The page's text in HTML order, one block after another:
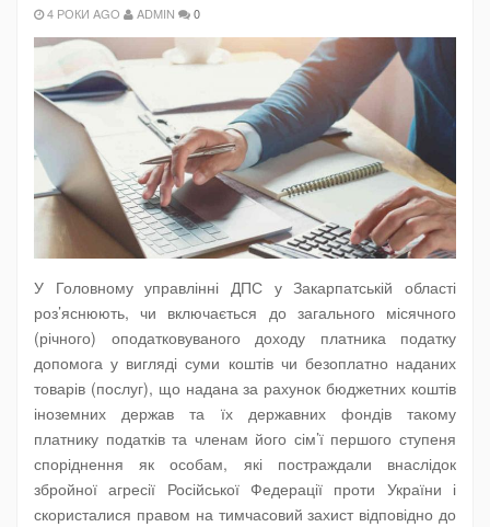
4 РОКИ AGO ADMIN 0
У Головному управлінні ДПС у Закарпатській області
роз’яснюють, чи включається до загального місячного
(річного) оподатковуваного доходу платника податку
допомога у вигляді суми коштів чи безоплатно наданих
товарів (послуг), що надана за рахунок бюджетних коштів
іноземних держав та їх державних фондів такому
платнику податків та членам його сім’ї першого ступеня
споріднення як особам, які постраждали внаслідок
збройної агресії Російської Федерації проти України і
скористалися правом на тимчасовий захист відповідно до